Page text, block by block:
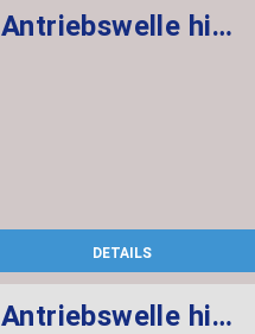
Antriebswelle hinten rechts
DETAILS
Antriebswelle hinten links